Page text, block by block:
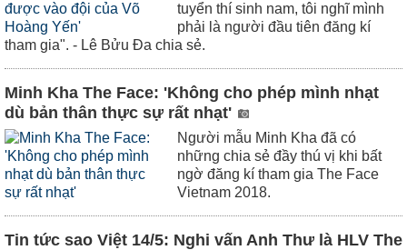
tuyển thí sinh nam, tôi nghĩ mình
phải là người đầu tiên đăng kí
tham gia". - Lê Bửu Đa chia sẻ.
Minh Kha The Face: 'Không cho phép mình nhạt
dù bản thân thực sự rất nhạt'
Người mẫu Minh Kha đã có
những chia sẻ đầy thú vị khi bất
ngờ đăng kí tham gia The Face
Vietnam 2018.
Tin tức sao Việt 14/5: Nghi vấn Anh Thư là HLV The